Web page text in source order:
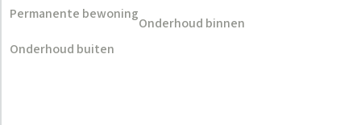
Permanente bewoning
Onderhoud binnen
Onderhoud buiten